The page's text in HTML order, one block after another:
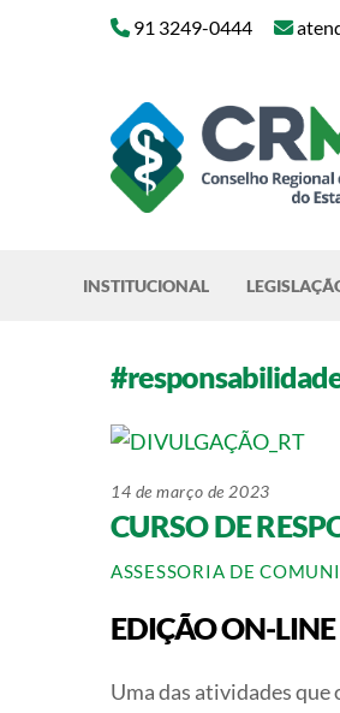
91 3249-0444
INSTITUCIONAL
14 de março de 2023
CURSO DE
ASSESSORIA DE
EDIÇÃO ON-
Uma das atividades que